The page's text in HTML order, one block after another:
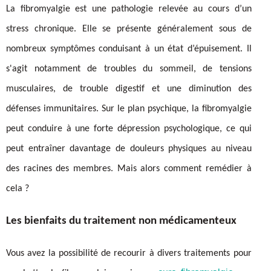
La fibromyalgie est une pathologie relevée au cours d’un
stress chronique. Elle se présente généralement sous de
nombreux symptômes conduisant à un état d’épuisement. Il
s'agit notamment de troubles du sommeil, de tensions
musculaires, de trouble digestif et une diminution des
défenses immunitaires. Sur le plan psychique, la fibromyalgie
peut conduire à une forte dépression psychologique, ce qui
peut entraîner davantage de douleurs physiques au niveau
des racines des membres. Mais alors comment remédier à
cela ?
Les bienfaits du traitement non médicamenteux
Vous avez la possibilité de recourir à divers traitements pour